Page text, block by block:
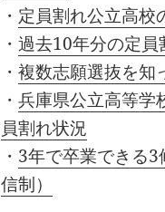
・ 定員割れ公立高校
・過去10年分の定
・複数志願選抜を知
・兵庫県公立高等学
員割れ状況
・ 3年で卒業できる
信制）